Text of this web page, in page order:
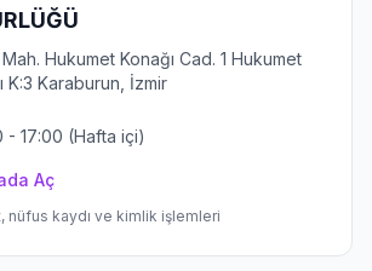
Hukumet Konağı Cad. 1 Hukumet
K:3 Karaburun, İzmir
- 17:00 (Hafta içi)
Aç
nüfus kaydı ve kimlik işlemleri